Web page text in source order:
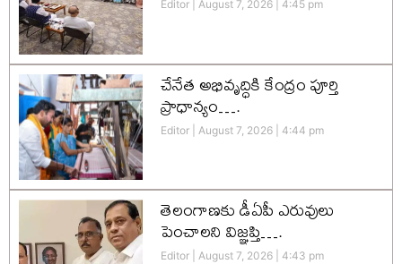
Editor August 7, 2026 4:45 pm
చేనేత అభివృద్ధికి కేంద్రం పూర్తి
ప్రాధాన్యం….
Editor August 7, 2026 4:44 pm
తెలంగాణకు డీఏపీ ఎరువులు
పెంచాలని విజ్ఞప్తి….
Editor August 7, 2026 4:43 pm